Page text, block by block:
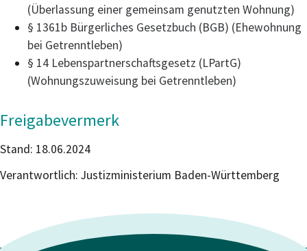
(Überlassung einer gemeinsam genutzten Wohnung)
§ 1361b Bürgerliches Gesetzbuch (BGB) (Ehewohnung
bei Getrenntleben)
§ 14 Lebenspartnerschaftsgesetz (LPartG)
(Wohnungszuweisung bei Getrenntleben)
Freigabevermerk
Stand: 18.06.2024
Verantwortlich: Justizministerium Baden-Württemberg